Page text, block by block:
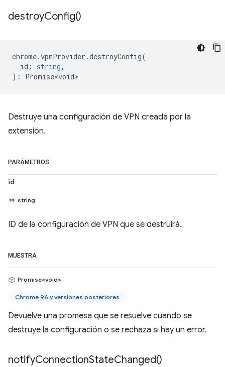
destroyConfig()
chrome.vpnProvider .destroyConfig(
id : string,
) : Promise<void>
Destruye una configuración de VPN creada por la
extensión.
PARÁMETROS
id
string
ID de la configuración de VPN que se destruirá.
MUESTRA
Promise<void>
Chrome 96 y versiones posteriores
Devuelve una promesa que se resuelve cuando se
destruye la configuración o se rechaza si hay un error.
notifyConnectionStateChanged()